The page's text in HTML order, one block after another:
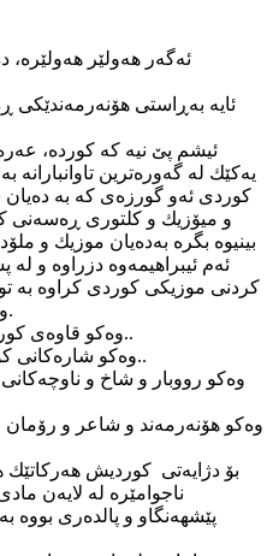
ئه‌گه‌ر هه‌ولێر هه‌ولێره‌،
ئایه‌ به‌ڕاستی
ئیشم پێ نیه‌ كه‌ كورده‌،
یه‌كێك له‌ گه‌وره‌ترین
كوردی‌ ئه‌و گورزه‌ی كه‌ به‌ ده‌یان
و میۆزیك و كلتوری ڕه‌سه‌نی
بینیوه‌ بگره‌ به‌ده‌یان موزیك و
ئه‌م ئیبراهیمه‌وه‌ دزراوه‌ و
كردنی موزیكی كوردی كراوه‌ به‌
و موزیكی ئستانبۆلی به‌ناو ده‌كرێت.
وه‌كو قاوه‌ی كوردی كه‌ ئێستا بووه‌ به‌ قاوه‌ی تورك..
وه‌كو شاره‌كانی كوردی كه‌ ناویان گۆڕاون به‌ توركی..
وه‌كو رووبار و شاخ و
وه‌كو هۆنه‌رمه‌ند و شاعر و
بۆ دژایه‌تی كوردیش هه‌ركاتێك
ناجوامێره‌ له‌ لایه‌ن
پێشهه‌نگاو و پالده‌ری بووه‌